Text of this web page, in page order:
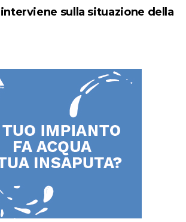
interviene sulla situazione della